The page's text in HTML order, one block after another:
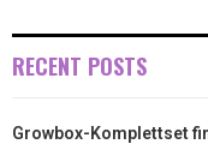
RECENT POSTS
Growbox-Komplettset